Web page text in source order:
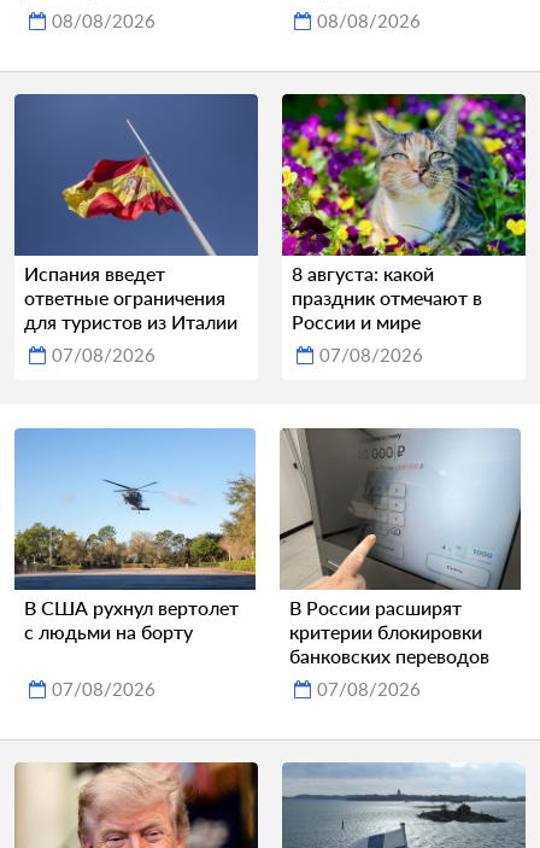
08/08/2026 08/08/2026
Испания введет
ответные ограничения
для туристов из Италии
07/08/2026
8 августа: какой
праздник отмечают в
России и мире
07/08/2026
В США рухнул вертолет
с людьми на борту
07/08/2026
В России расширят
критерии блокировки
банковских переводов
07/08/2026